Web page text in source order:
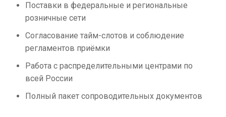
Поставки в федеральные и региональные
розничные сети
Согласование тайм-слотов и соблюдение
регламентов приёмки
Работа с распределительными центрами по
всей России
Полный пакет сопроводительных документов